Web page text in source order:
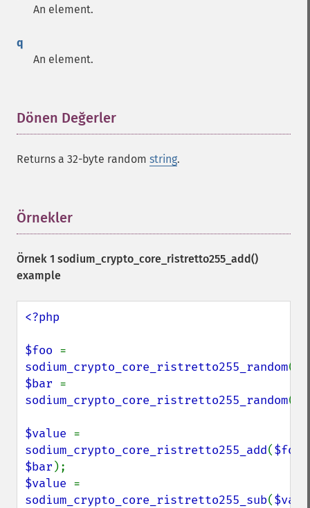
An element.
q
An element.
Dönen Değerler
Returns a 32-byte random string.
Örnekler
Örnek 1 sodium_crypto_core_ristretto255_add()
example
<?php
$foo
sodium_crypto_core_ristretto255_random
$bar
sodium_crypto_core_ristretto255_random();
$value
sodium_crypto_core_ristretto255_add($foo
$bar
$value
sodium_crypto_core_ristretto255_sub(